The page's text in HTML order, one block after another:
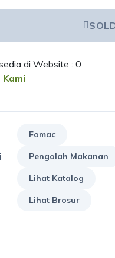
di Website : 0
Kami
Fomac
Pengolah Makanan
Lihat Katalog
Lihat Brosur